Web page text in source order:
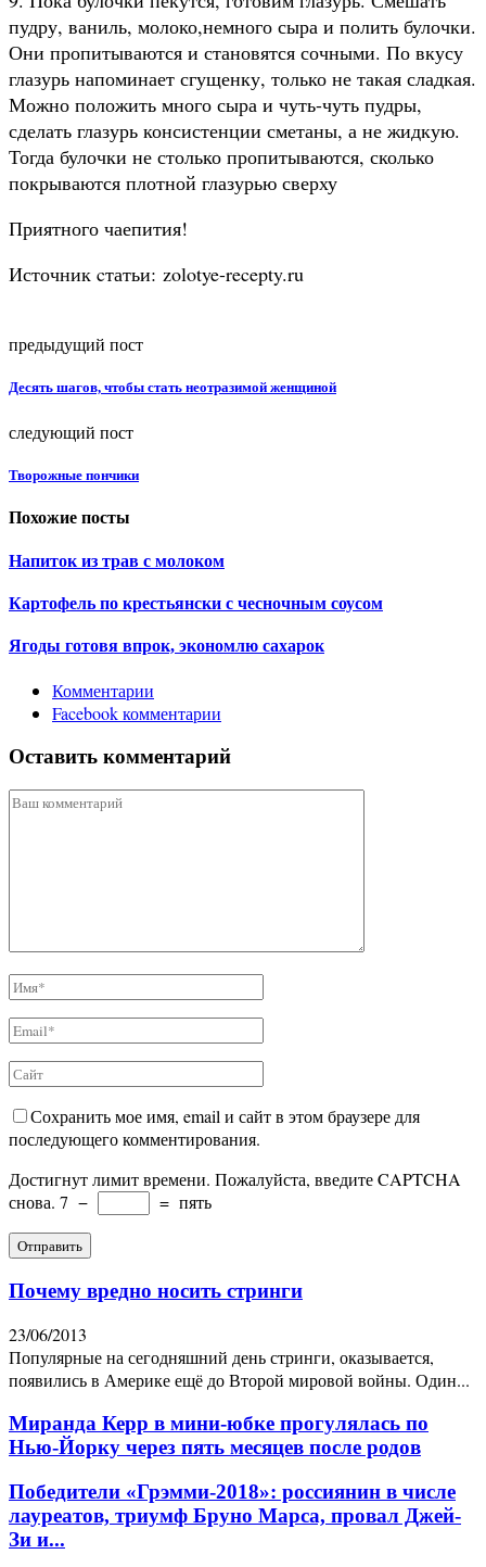
пудру, ваниль, молоко,немного сыра и полить булочки.
Они пропитываются и становятся сочными. По вкусу
глазурь напоминает сгущенку, только не такая сладкая.
Можно положить много сыра и чуть-чуть пудры,
сделать глазурь консистенции сметаны, а не жидкую.
Тогда булочки не столько пропитываются, сколько
покрываются плотной глазурью сверху
Приятного чаепития!
Источник cтатьи: zolotye-recepty.ru
предыдущий пост
Десять шагов, чтобы стать неотразимой женщиной
следующий пост
Творожные пончики
Похожие посты
Напиток из трав с молоком
Картофель по крестьянски с чесночным соусом
Ягоды готовя впрок, экономлю сахарок
Комментарии
Facebook комментарии
Оставить комментарий
Сохранить мое имя, email и сайт в этом браузере для
последующего комментирования.
Достигнут лимит времени. Пожалуйста, введите CAPTCHA
снова. 7 − = пять
Почему вредно носить стринги
23/06/2013
Популярные на сегодняшний день стринги, оказывается,
появились в Америке ещё до Второй мировой войны. Один...
Миранда Керр в мини-юбке прогулялась по
Нью-Йорку через пять месяцев после родов
Победители «Грэмми-2018»: россиянин в числе
лауреатов, триумф Бруно Марса, провал Джей-
Зи и...